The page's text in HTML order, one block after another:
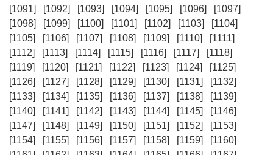
[1091]
[1092] [1093] [1094] [1095] [1096]
[1097]
[1098]
[1099] [1100] [1101] [1102] [1103]
[1104]
[1105]
[1106] [1107] [1108] [1109] [1110]
[1111]
[1112]
[1113] [1114] [1115] [1116] [1117]
[1118]
[1119]
[1120] [1121] [1122] [1123] [1124]
[1125]
[1126]
[1127] [1128] [1129] [1130] [1131]
[1132]
[1133]
[1134] [1135] [1136] [1137] [1138]
[1139]
[1140]
[1141] [1142] [1143] [1144] [1145]
[1146]
[1147]
[1148] [1149] [1150] [1151] [1152]
[1153]
[1154]
[1155] [1156] [1157] [1158] [1159]
[1160]